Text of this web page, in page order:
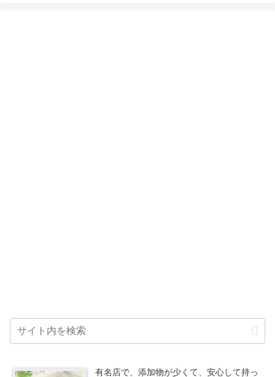
有名店で、添加物が少くて、安心して持っ